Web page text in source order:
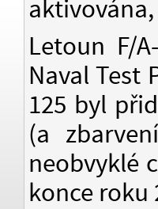
Letoun F/
Naval Test
125 byl
(a
neobvyklé
konce roku